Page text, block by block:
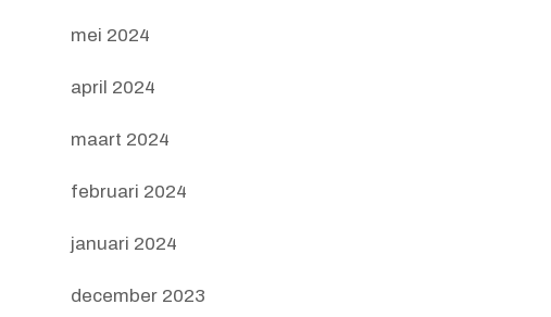
mei 2024
april 2024
maart 2024
februari 2024
januari 2024
december 2023